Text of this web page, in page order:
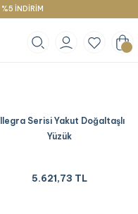
%5 İNDİRİM
Serisi Yakut Doğaltaşlı
Yüzük
5.621,73 TL